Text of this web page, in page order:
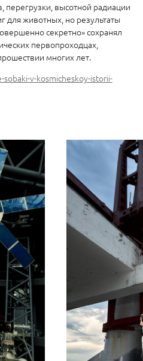
высотной радиации
для животных, но результаты
секретно» сохранял
первопроходцах,
многих лет.
v-kosmicheskoy-istorii-